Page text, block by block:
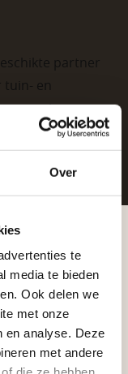
Over
te
media te bieden
Ook delen we
met onze
en analyse. Deze
met andere
partner
tuin- en
van
assortiment
meer over de
tijdens de
tijdens
op